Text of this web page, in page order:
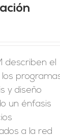
describen el
y diseño
un énfasis
a la red